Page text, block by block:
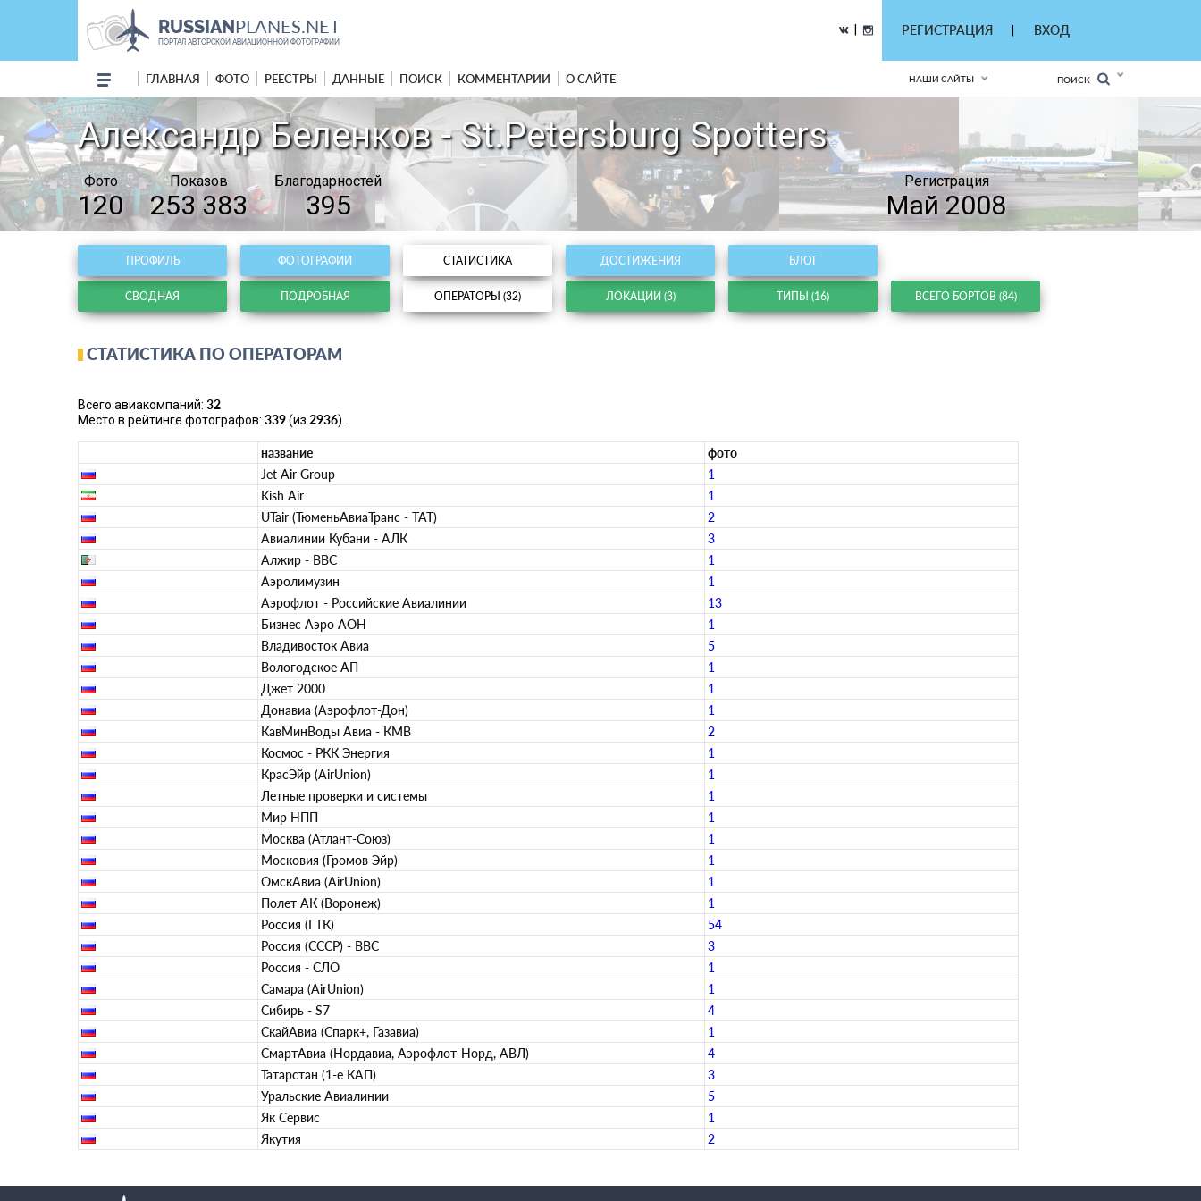
RUSSIANPLANES.NET
ПОРТАЛ АВТОРСКОЙ АВИАЦИОННОЙ ФОТОГРАФИИ
РЕГИСТРАЦИЯ ВХОД
ГЛАВНАЯ ФОТО РЕЕСТРЫ ДАННЫЕ ПОИСК КОММЕНТАРИИ О САЙТЕ НАШИ САЙТЫ ПОИСК
Александр Беленков - St.Petersburg Spotters
Фото
120
Показов
253 383
Благодарностей
395
Регистрация
Май 2008
ПРОФИЛЬ ФОТОГРАФИИ СТАТИСТИКА ДОСТИЖЕНИЯ БЛОГ
СВОДНАЯ ПОДРОБНАЯ ОПЕРАТОРЫ (32) ЛОКАЦИИ (3) ТИПЫ (16) ВСЕГО БОРТОВ (84)
СТАТИСТИКА ПО ОПЕРАТОРАМ
Всего авиакомпаний: 32
Место в рейтинге фотографов: 339(из 2936).
название
фото
Jet Air Group
1
Kish Air
1
UTair (ТюменьАвиаТранс - ТАТ)
2
Авиалинии Кубани - АЛК
3
Алжир - ВВС
1
Аэролимузин
1
Аэрофлот - Российские Авиалинии
13
Бизнес Аэро АОН
1
Владивосток Авиа
5
Вологодское АП
1
Джет 2000
1
Донавиа (Аэрофлот-Дон)
1
КавМинВоды Авиа - КМВ
2
Космос - РКК Энергия
1
КрасЭйр (AirUnion)
1
Летные проверки и системы
1
Мир НПП
1
Москва (Атлант-Союз)
1
Московия (Громов Эйр)
1
ОмскАвиа (AirUnion)
1
Полет АК (Воронеж)
1
Россия (ГТК)
54
Россия (СССР) - ВВС
3
Россия - СЛО
1
Самара (AirUnion)
1
Сибирь - S7
4
СкайАвиа (Спарк+, Газавиа)
1
СмартАвиа (Нордавиа, Аэрофлот-Норд, АВЛ)
4
Татарстан (1-е КАП)
3
Уральские Авиалинии
5
Як Сервис
1
Якутия
2